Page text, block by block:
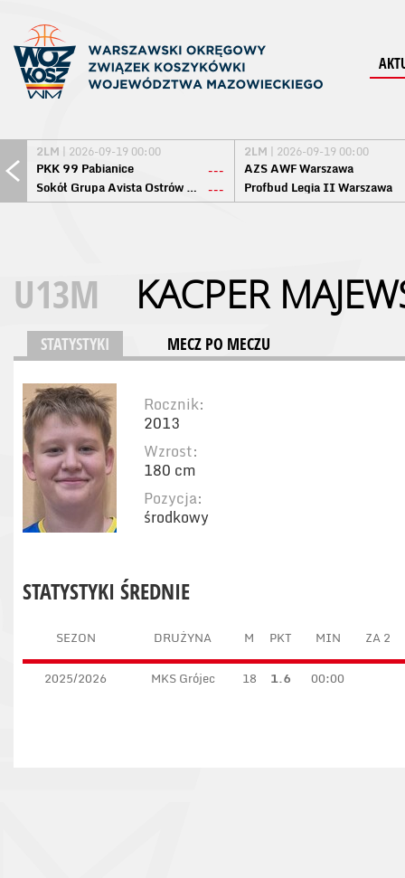
2LM | 2026-09-19 00:00
PKK 99 Pabianice
---
Sokół Grupa Avista Ostrów Maz. ---
2LM | 2026-09-19 00:00
AZS AWF Warszawa
Profbud Legia II Warszawa
U13M KACPER
STATYSTYKI MECZ PO MECZU
Rocznik:
2013
Wzrost:
180 cm
Pozycja:
środkowy
STATYSTYKI ŚREDNIE
SEZON DRUŻYNA M PKT MIN ZA 2
2025/2026 MKS Grójec 18 1.6 00:00